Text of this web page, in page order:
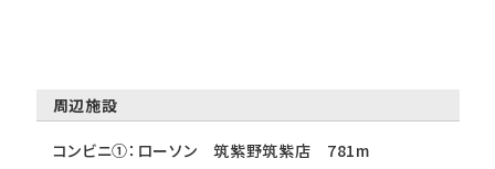
周辺施設
コンビニ①：ローソン 筑紫野筑紫店 781m